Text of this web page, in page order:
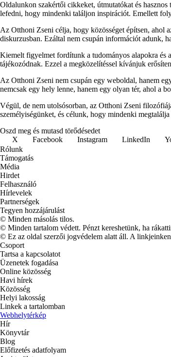
Oldalunkon szakértői cikkeket, útmutatókat és
lefedni, hogy mindenki találjon inspirációt. Emellett
Az Otthoni Zseni célja, hogy közösséget építsen, ahol
diskurzusban. Ezáltal nem csupán információt adunk,
Kiemelt figyelmet fordítunk a tudományos alapokra és
tájékozódnak. Ezzel a megközelítéssel kívánjuk
Az Otthoni Zseni nem csupán egy weboldal, hanem
nemcsak egy hely lenne, hanem egy olyan tér, ahol a
Végül, de nem utolsósorban, az Otthoni Zseni
személyiségünket, és célunk, hogy mindenki
Oszd meg és mutasd törődésedet
X
Facebook Instagram LinkedIn
Rólunk
Támogatás
Média
Hirdet
Felhasználó
Hírlevelek
Partnerségek
Tegyen hozzájárulást
© Minden másolás tilos.
© Minden tartalom védett. Pénzt kereshetünk, ha
© Ez az oldal szerzői jogvédelem alatt áll. A
Csoport
Tartsa a kapcsolatot
Üzenetek fogadása
Online közösség
Havi hírek
Közösség
Helyi lakosság
Linkek a tartalomban
Webhelytérkép
Hír
Könyvtár
Blog
Előfizetés adatfolyam